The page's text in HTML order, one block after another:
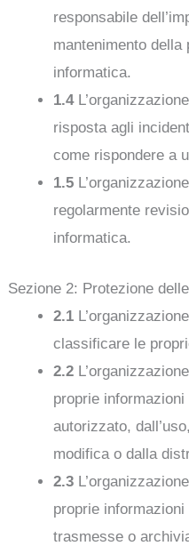
responsabile
mantenimento
informatica.
1.4
risposta agli
come rispondere a
1.5
regolarmente
informatica.
Sezione 2: Protezione
2.1
classificare le
2.2
proprie
autorizzato,
modifica o dalla
2.3
proprie
trasmesse o